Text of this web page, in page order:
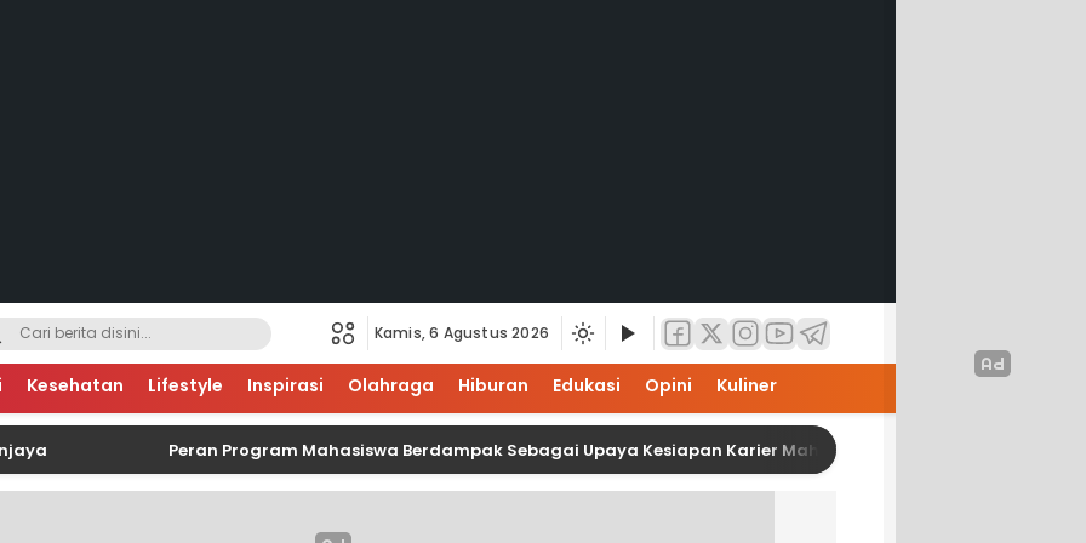
Kamis, 6 Agustus 2026
Kesehatan Lifestyle Inspirasi Olahraga Hiburan Edukasi Opini Kuliner
Peran Program Mahasiswa Berdampak Sebagai Upaya Kesiapan Karier Mahasiswa Interior ISI Surakarta